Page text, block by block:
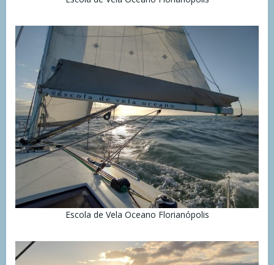
Escola de Vela Oceano Florianópolis